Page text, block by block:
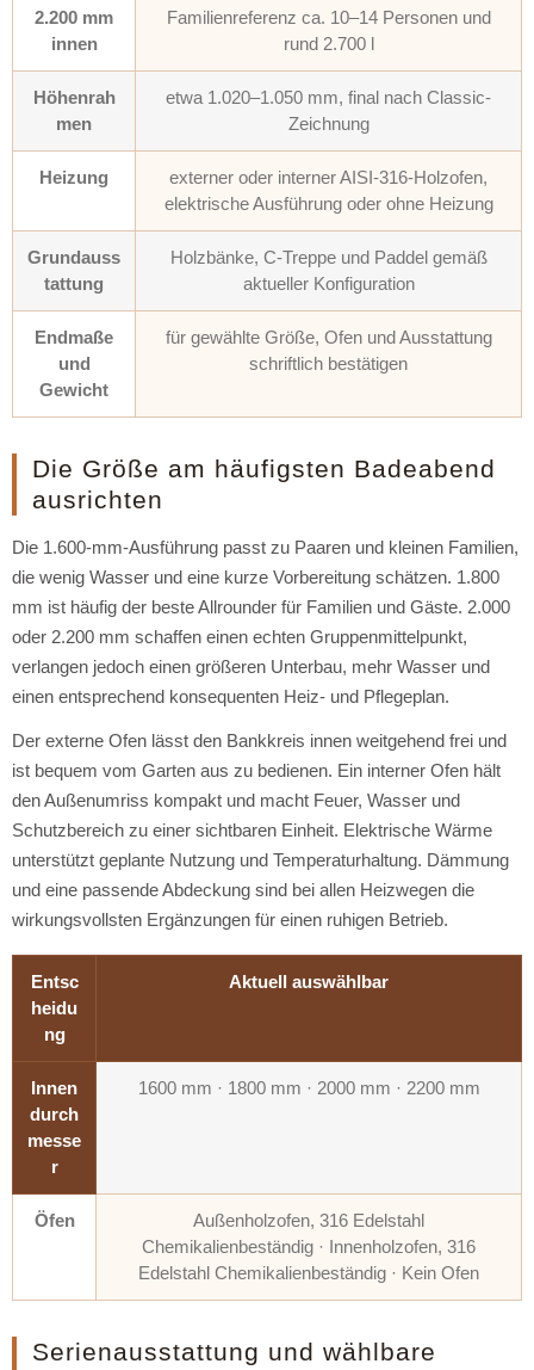
2.200 mm
innen
Familienreferenz ca. 10–14 Personen und
rund 2.700 l
Höhenrah
men
etwa 1.020–1.050 mm, final nach Classic-
Zeichnung
Heizung
externer oder interner AISI-316-Holzofen,
elektrische Ausführung oder ohne Heizung
Grundauss
tattung
Holzbänke, C-Treppe und Paddel gemäß
aktueller Konfiguration
Endmaße
und
Gewicht
für gewählte Größe, Ofen und Ausstattung
schriftlich bestätigen
Die Größe am häufigsten Badeabend
ausrichten
Die 1.600-mm-Ausführung passt zu Paaren und kleinen Familien,
die wenig Wasser und eine kurze Vorbereitung schätzen. 1.800
mm ist häufig der beste Allrounder für Familien und Gäste. 2.000
oder 2.200 mm schaffen einen echten Gruppenmittelpunkt,
verlangen jedoch einen größeren Unterbau, mehr Wasser und
einen entsprechend konsequenten Heiz- und Pflegeplan.
Der externe Ofen lässt den Bankkreis innen weitgehend frei und
ist bequem vom Garten aus zu bedienen. Ein interner Ofen hält
den Außenumriss kompakt und macht Feuer, Wasser und
Schutzbereich zu einer sichtbaren Einheit. Elektrische Wärme
unterstützt geplante Nutzung und Temperaturhaltung. Dämmung
und eine passende Abdeckung sind bei allen Heizwegen die
wirkungsvollsten Ergänzungen für einen ruhigen Betrieb.
Entsc
heidu
ng
Aktuell auswählbar
Innen
durch
messe
r
1600 mm · 1800 mm · 2000 mm · 2200 mm
Öfen
Außenholzofen, 316 Edelstahl
Chemikalienbeständig · Innenholzofen, 316
Edelstahl Chemikalienbeständig · Kein Ofen
Serienausstattung und wählbare